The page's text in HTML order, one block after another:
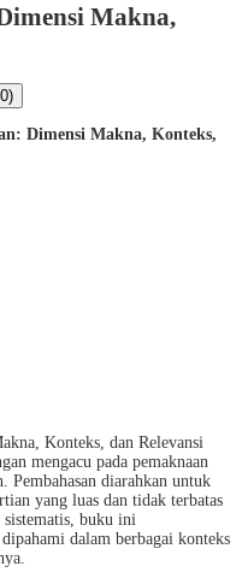
Makna,
Dimensi Makna, Konteks,
Konteks, dan Relevansi
mengacu pada pemaknaan
Pembahasan diarahkan untuk
yang luas dan tidak terbatas
sistematis, buku ini
dalam berbagai konteks